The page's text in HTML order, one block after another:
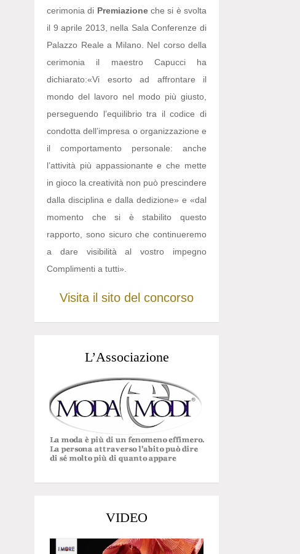
cerimonia di Premiazioneche si è svolta
il 9 aprile 2013, nella Sala Conferenze di
Palazzo Reale a Milano. Nel corso della
cerimonia il maestro Capucci ha
dichiarato:«Vi esorto ad affrontare il
mondo del lavoro nel modo più giusto,
perseguendo l’equilibrio tra il codice di
condotta dell’impresa o organizzazione e
il comportamento personale: anche
l’attività più appassionante e che mette
in gioco la creatività non può prescindere
dalla disciplina e dalla dedizione» e «dal
momento che si è stabilito questo
rapporto, sono sicuro che continueremo
a dare visibilità al vostro impegno
Complimenti a tutti».
Visita il sito del concorso
L’Associazione
VIDEO